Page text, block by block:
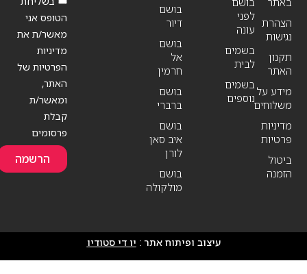
הצהרת
נגישות
תקנון
האתר
מידע על
משלוחים
מדיניות
פרטיות
ביטול
הזמנה
לפני
עונה
בשמים
לבית
בשמים
נוספים
בושם
דיור
בושם
אל
חרמין
בושם
ברברי
בושם
איב סאן
לורן
בושם
מולקולה
הטופס אני
מאשר/ת את
מדיניות
הפרטיות של
האתר,
ומאשר/ת
קבלת
פרסומים
הרשמה
עיצוב ופיתוח אתר : יו די סטודיו